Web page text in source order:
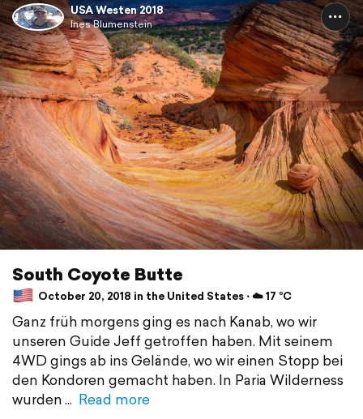
USA Westen 2018
Ines Blumenstein
South Coyote Butte
October 20, 2018 in the United States ⋅ ☁️ 17 °C
Ganz früh morgens ging es nach Kanab, wo wir
unseren Guide Jeff getroffen haben. Mit seinem
4WD gings ab ins Gelände, wo wir einen Stopp bei
den Kondoren gemacht haben. In Paria Wilderness
wurden
Read more